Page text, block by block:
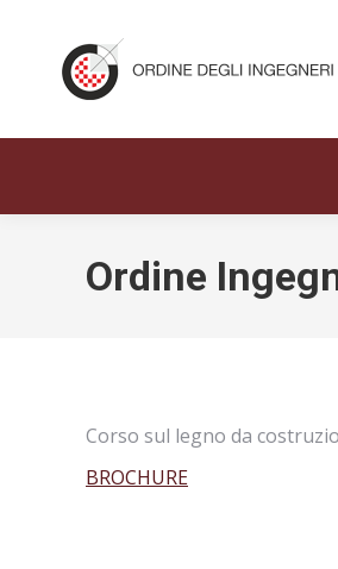
Ordine
Corso sul legno da
BROCHURE